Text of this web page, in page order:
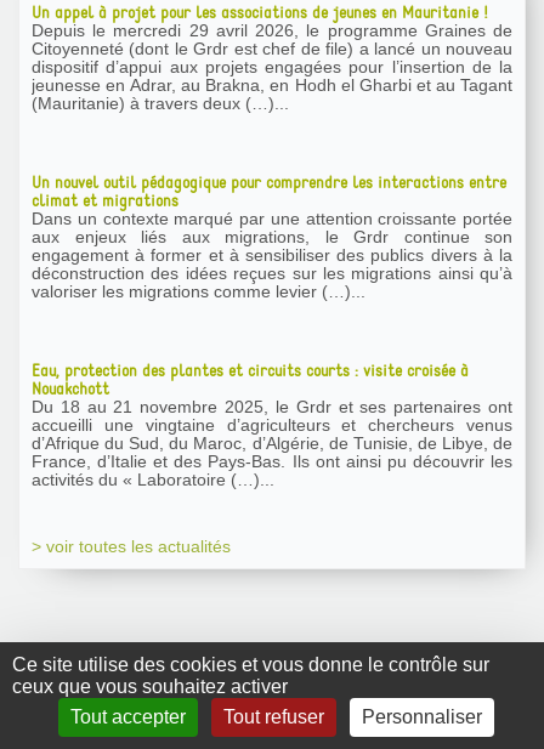
Ce site utilise des cookies et vous donne le contrôle sur
ceux que vous souhaitez activer
Tout accepter
Tout refuser Personnaliser
Un appel à projet pour les associations de jeunes en Mauritanie !
Depuis le mercredi 29 avril 2026, le programme Graines de
Citoyenneté (dont le Grdr est chef de file) a lancé un nouveau
dispositif d’appui aux projets engagées pour l’insertion de la
jeunesse en Adrar, au Brakna, en Hodh el Gharbi et au Tagant
(Mauritanie) à travers deux (…)...
Un nouvel outil pédagogique pour comprendre les interactions entre
climat et migrations
Dans un contexte marqué par une attention croissante portée
aux enjeux liés aux migrations, le Grdr continue son
engagement à former et à sensibiliser des publics divers à la
déconstruction des idées reçues sur les migrations ainsi qu’à
valoriser les migrations comme levier (…)...
Eau, protection des plantes et circuits courts : visite croisée à
Nouakchott
Du 18 au 21 novembre 2025, le Grdr et ses partenaires ont
accueilli une vingtaine d’agriculteurs et chercheurs venus
d’Afrique du Sud, du Maroc, d’Algérie, de Tunisie, de Libye, de
France, d’Italie et des Pays-Bas. Ils ont ainsi pu découvrir les
activités du « Laboratoire (…)...
> voir toutes les actualités
GRDR Copyright
2010 |RSS|Plan du site|Mentions légales|Contact